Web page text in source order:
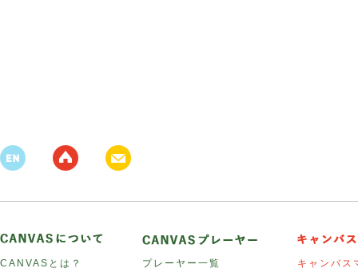
CANVASとは？
プレーヤー一覧
キャンバス